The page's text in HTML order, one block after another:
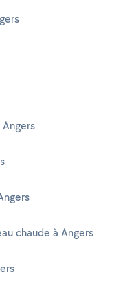
chaude à Angers